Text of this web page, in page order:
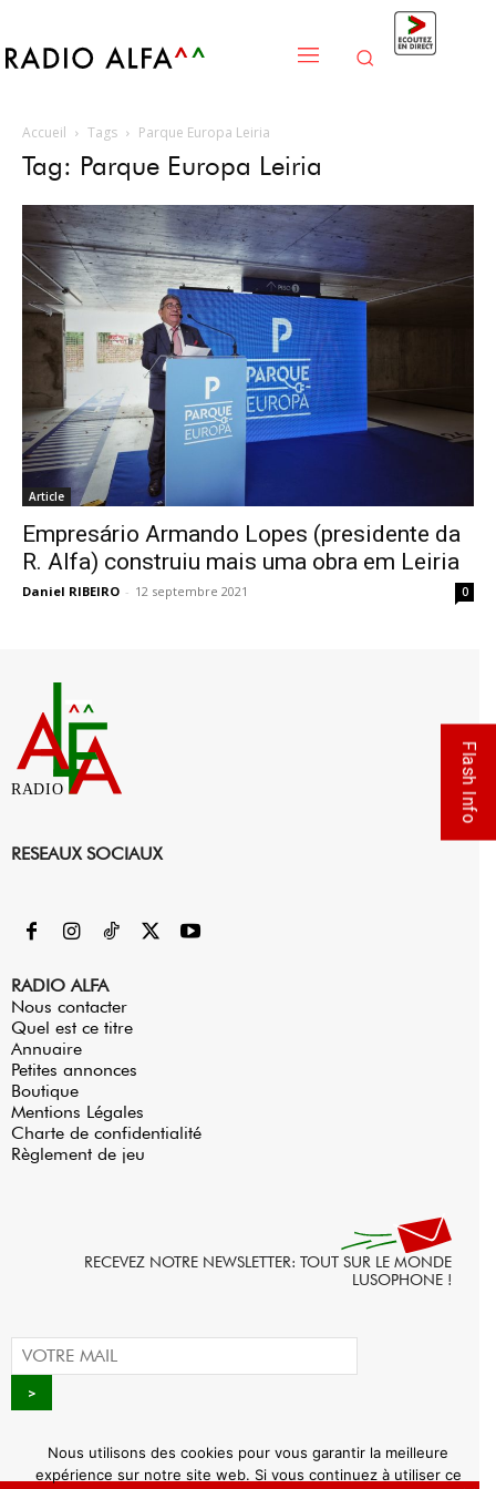
Accueil Tags Parque Europa Leiria
Tag: Parque Europa Leiria
Article
Empresário Armando Lopes (presidente da
R. Alfa) construiu mais uma obra em Leiria
Daniel RIBEIRO - 12 septembre 2021 0
RADIO
RESEAUX SOCIAUX
RADIO ALFA
Nous contacter
Quel est ce titre
Annuaire
Petites annonces
Boutique
Mentions Légales
Charte de confidentialité
Règlement de jeu
RECEVEZ NOTRE NEWSLETTER: TOUT SUR LE MONDE
LUSOPHONE !
Flash Info
Nous utilisons des cookies pour vous garantir la meilleure
expérience sur notre site web. Si vous continuez à utiliser ce